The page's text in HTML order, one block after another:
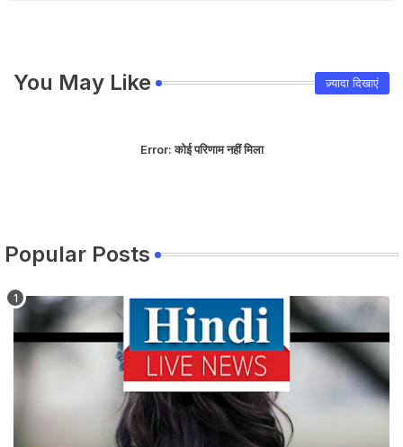
You May Like ज़्यादा दिखाएं
Error:कोई परिणाम नहीं मिला
Popular Posts